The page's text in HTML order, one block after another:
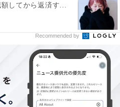
してから返済す...
Recommended by